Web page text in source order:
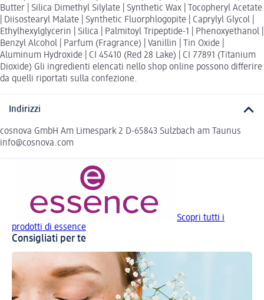
Butter | Silica Dimethyl Silylate | Synthetic Wax | Tocopheryl Acetate
| Diisostearyl Malate | Synthetic Fluorphlogopite | Caprylyl Glycol |
Ethylhexylglycerin | Silica | Palmitoyl Tripeptide-1 | Phenoxyethanol |
Benzyl Alcohol | Parfum (Fragrance) | Vanillin | Tin Oxide |
Aluminum Hydroxide | CI 45410 (Red 28 Lake) | CI 77891 (Titanium
Dioxide) Gli ingredienti elencati nello shop online possono differire
da quelli riportati sulla confezione.
Indirizzi
cosnova GmbH Am Limespark 2 D-65843 Sulzbach am Taunus
info@cosnova.com
Scopri tutti i
prodotti di essence
Consigliati per te